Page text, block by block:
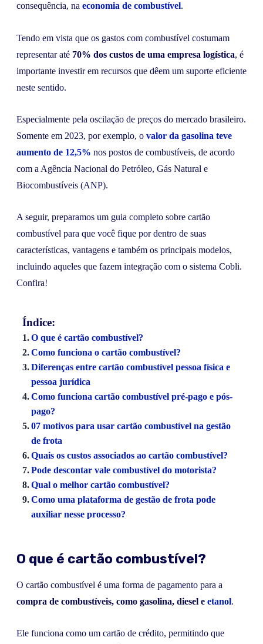
consequência, na economia de combustível.
Tendo em vista que os gastos com combustível costumam
representar até 70% dos custos de uma empresa logística, é
importante investir em recursos que dêem um suporte eficiente
neste sentido.
Especialmente pela oscilação de preços do mercado brasileiro.
Somente em 2023, por exemplo, o valor da gasolina teve
aumento de 12,5% nos postos de combustíveis, de acordo
com a Agência Nacional do Petróleo, Gás Natural e
Biocombustíveis (ANP).
A seguir, preparamos um guia completo sobre cartão
combustível para que você fique por dentro de suas
características, vantagens e também os principais modelos,
incluindo aqueles que fazem integração com o sistema Cobli.
Confira!
Índice:
O que é cartão combustível?
Como funciona o cartão combustível?
Diferenças entre cartão combustível pessoa física e
pessoa jurídica
Como funciona cartão combustível pré-pago e pós-
pago?
07 motivos para usar cartão combustível na gestão
de frota
Quais os custos associados ao cartão combustível?
Pode descontar vale combustível do motorista?
Qual o melhor cartão combustível?
Como uma plataforma de gestão de frota pode
auxiliar nesse processo?
O que é cartão combustível?
O cartão combustível é uma forma de pagamento para a
compra de combustíveis, como gasolina, diesel e etanol.
Ele funciona como um cartão de crédito, permitindo que